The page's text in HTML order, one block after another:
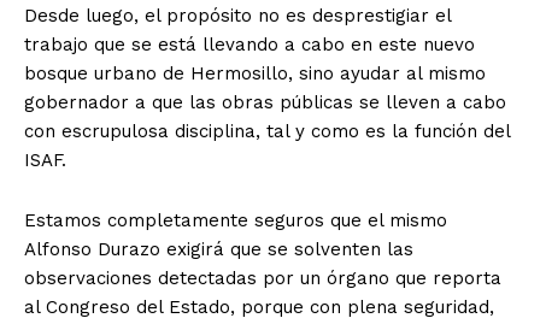
Desde luego, el propósito no es desprestigiar el
trabajo que se está llevando a cabo en este nuevo
bosque urbano de Hermosillo, sino ayudar al mismo
gobernador a que las obras públicas se lleven a cabo
con escrupulosa disciplina, tal y como es la función del
ISAF.
Estamos completamente seguros que el mismo
Alfonso Durazo exigirá que se solventen las
observaciones detectadas por un órgano que reporta
al Congreso del Estado, porque con plena seguridad,